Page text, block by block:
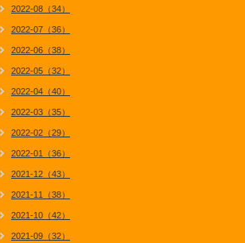
2022-08（34）
2022-07（36）
2022-06（38）
2022-05（32）
2022-04（40）
2022-03（35）
2022-02（29）
2022-01（36）
2021-12（43）
2021-11（38）
2021-10（42）
2021-09（32）